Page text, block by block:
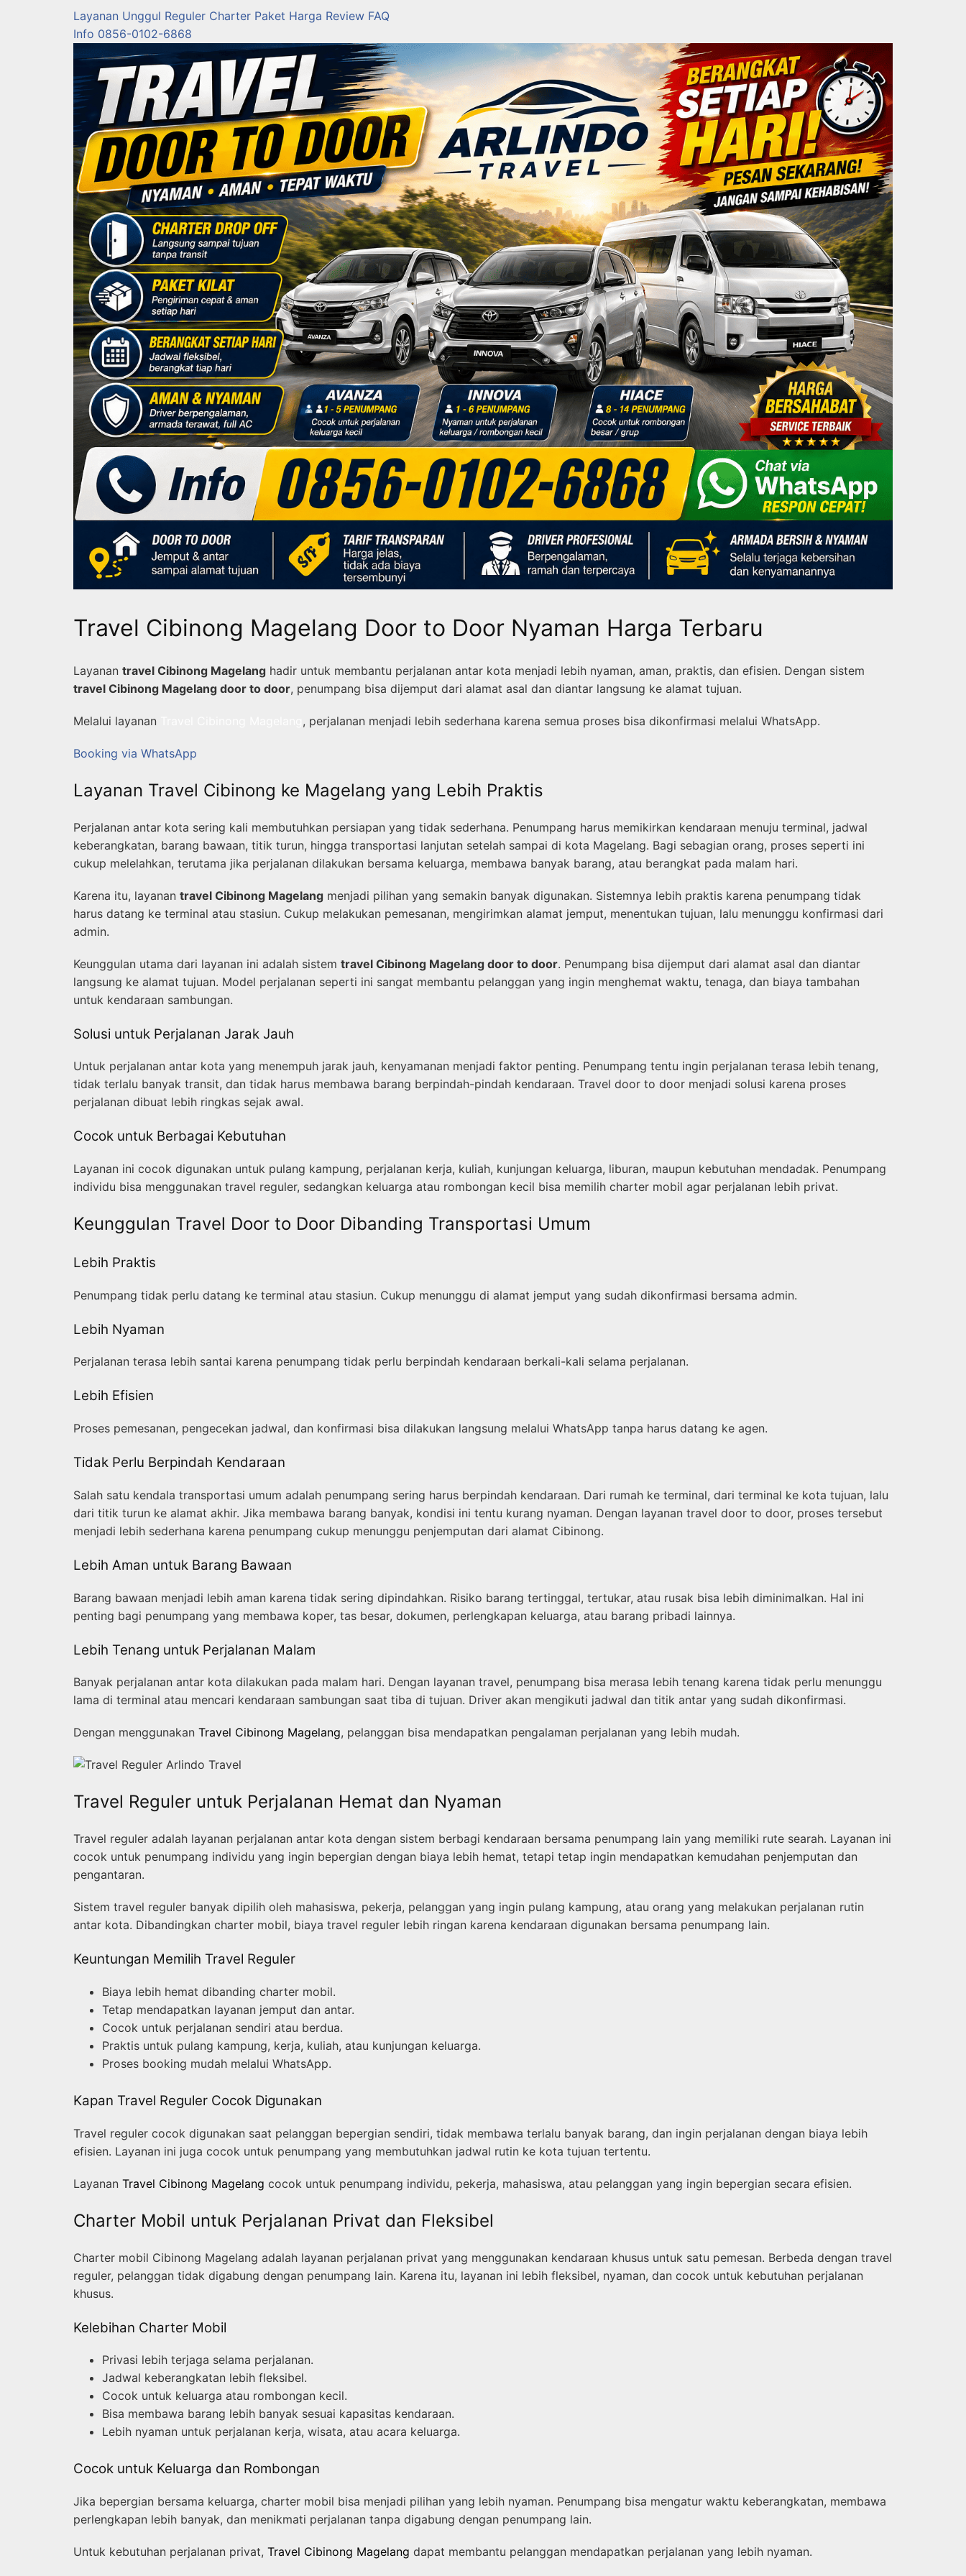
Layanan Unggul Reguler Charter Paket Harga Review FAQ
Info 0856-0102-6868
Travel Cibinong Magelang Door to Door Nyaman Harga Terbaru
Layanan travel Cibinong Magelang hadir untuk membantu perjalanan antar kota menjadi lebih nyaman, aman, praktis, dan efisien. Dengan sistem
travel Cibinong Magelang door to door, penumpang bisa dijemput dari alamat asal dan diantar langsung ke alamat tujuan.
Melalui layanan , perjalanan menjadi lebih sederhana karena semua proses bisa dikonfirmasi melalui WhatsApp.
Booking via WhatsApp
Layanan Travel Cibinong ke Magelang yang Lebih Praktis
Perjalanan antar kota sering kali membutuhkan persiapan yang tidak sederhana. Penumpang harus memikirkan kendaraan menuju terminal, jadwal
keberangkatan, barang bawaan, titik turun, hingga transportasi lanjutan setelah sampai di kota Magelang. Bagi sebagian orang, proses seperti ini
cukup melelahkan, terutama jika perjalanan dilakukan bersama keluarga, membawa banyak barang, atau berangkat pada malam hari.
Karena itu, layanan travel Cibinong Magelang menjadi pilihan yang semakin banyak digunakan. Sistemnya lebih praktis karena penumpang tidak
harus datang ke terminal atau stasiun. Cukup melakukan pemesanan, mengirimkan alamat jemput, menentukan tujuan, lalu menunggu konfirmasi dari
admin.
Keunggulan utama dari layanan ini adalah sistem travel Cibinong Magelang door to door. Penumpang bisa dijemput dari alamat asal dan diantar
langsung ke alamat tujuan. Model perjalanan seperti ini sangat membantu pelanggan yang ingin menghemat waktu, tenaga, dan biaya tambahan
untuk kendaraan sambungan.
Solusi untuk Perjalanan Jarak Jauh
Untuk perjalanan antar kota yang menempuh jarak jauh, kenyamanan menjadi faktor penting. Penumpang tentu ingin perjalanan terasa lebih tenang,
tidak terlalu banyak transit, dan tidak harus membawa barang berpindah-pindah kendaraan. Travel door to door menjadi solusi karena proses
perjalanan dibuat lebih ringkas sejak awal.
Cocok untuk Berbagai Kebutuhan
Layanan ini cocok digunakan untuk pulang kampung, perjalanan kerja, kuliah, kunjungan keluarga, liburan, maupun kebutuhan mendadak. Penumpang
individu bisa menggunakan travel reguler, sedangkan keluarga atau rombongan kecil bisa memilih charter mobil agar perjalanan lebih privat.
Keunggulan Travel Door to Door Dibanding Transportasi Umum
Lebih Praktis
Penumpang tidak perlu datang ke terminal atau stasiun. Cukup menunggu di alamat jemput yang sudah dikonfirmasi bersama admin.
Lebih Nyaman
Perjalanan terasa lebih santai karena penumpang tidak perlu berpindah kendaraan berkali-kali selama perjalanan.
Lebih Efisien
Proses pemesanan, pengecekan jadwal, dan konfirmasi bisa dilakukan langsung melalui WhatsApp tanpa harus datang ke agen.
Tidak Perlu Berpindah Kendaraan
Salah satu kendala transportasi umum adalah penumpang sering harus berpindah kendaraan. Dari rumah ke terminal, dari terminal ke kota tujuan, lalu
dari titik turun ke alamat akhir. Jika membawa barang banyak, kondisi ini tentu kurang nyaman. Dengan layanan travel door to door, proses tersebut
menjadi lebih sederhana karena penumpang cukup menunggu penjemputan dari alamat Cibinong.
Lebih Aman untuk Barang Bawaan
Barang bawaan menjadi lebih aman karena tidak sering dipindahkan. Risiko barang tertinggal, tertukar, atau rusak bisa lebih diminimalkan. Hal ini
penting bagi penumpang yang membawa koper, tas besar, dokumen, perlengkapan keluarga, atau barang pribadi lainnya.
Lebih Tenang untuk Perjalanan Malam
Banyak perjalanan antar kota dilakukan pada malam hari. Dengan layanan travel, penumpang bisa merasa lebih tenang karena tidak perlu menunggu
lama di terminal atau mencari kendaraan sambungan saat tiba di tujuan. Driver akan mengikuti jadwal dan titik antar yang sudah dikonfirmasi.
Dengan menggunakan Travel Cibinong Magelang, pelanggan bisa mendapatkan pengalaman perjalanan yang lebih mudah.
Travel Reguler untuk Perjalanan Hemat dan Nyaman
Travel reguler adalah layanan perjalanan antar kota dengan sistem berbagi kendaraan bersama penumpang lain yang memiliki rute searah. Layanan ini
cocok untuk penumpang individu yang ingin bepergian dengan biaya lebih hemat, tetapi tetap ingin mendapatkan kemudahan penjemputan dan
pengantaran.
Sistem travel reguler banyak dipilih oleh mahasiswa, pekerja, pelanggan yang ingin pulang kampung, atau orang yang melakukan perjalanan rutin
antar kota. Dibandingkan charter mobil, biaya travel reguler lebih ringan karena kendaraan digunakan bersama penumpang lain.
Keuntungan Memilih Travel Reguler
Biaya lebih hemat dibanding charter mobil.
Tetap mendapatkan layanan jemput dan antar.
Cocok untuk perjalanan sendiri atau berdua.
Praktis untuk pulang kampung, kerja, kuliah, atau kunjungan keluarga.
Proses booking mudah melalui WhatsApp.
Kapan Travel Reguler Cocok Digunakan
Travel reguler cocok digunakan saat pelanggan bepergian sendiri, tidak membawa terlalu banyak barang, dan ingin perjalanan dengan biaya lebih
efisien. Layanan ini juga cocok untuk penumpang yang membutuhkan jadwal rutin ke kota tujuan tertentu.
Layanan Travel Cibinong Magelang cocok untuk penumpang individu, pekerja, mahasiswa, atau pelanggan yang ingin bepergian secara efisien.
Charter Mobil untuk Perjalanan Privat dan Fleksibel
Charter mobil Cibinong Magelang adalah layanan perjalanan privat yang menggunakan kendaraan khusus untuk satu pemesan. Berbeda dengan travel
reguler, pelanggan tidak digabung dengan penumpang lain. Karena itu, layanan ini lebih fleksibel, nyaman, dan cocok untuk kebutuhan perjalanan
khusus.
Kelebihan Charter Mobil
Privasi lebih terjaga selama perjalanan.
Jadwal keberangkatan lebih fleksibel.
Cocok untuk keluarga atau rombongan kecil.
Bisa membawa barang lebih banyak sesuai kapasitas kendaraan.
Lebih nyaman untuk perjalanan kerja, wisata, atau acara keluarga.
Cocok untuk Keluarga dan Rombongan
Jika bepergian bersama keluarga, charter mobil bisa menjadi pilihan yang lebih nyaman. Penumpang bisa mengatur waktu keberangkatan, membawa
perlengkapan lebih banyak, dan menikmati perjalanan tanpa digabung dengan penumpang lain.
Untuk kebutuhan perjalanan privat, Travel Cibinong Magelang dapat membantu pelanggan mendapatkan perjalanan yang lebih nyaman.